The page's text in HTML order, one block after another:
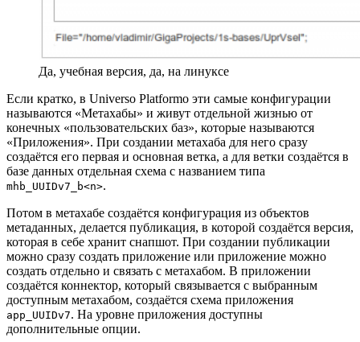
Да, учебная версия, да, на линуксе
Если кратко, в Universo Platformo эти самые конфигурации
называются «Метахабы» и живут отдельной жизнью от
конечных «пользовательских баз», которые называются
«Приложения». При создании метахаба для него сразу
создаётся его первая и основная ветка, а для ветки создаётся в
базе данных отдельная схема с названием типа
mhb_UUIDv7_b<n>.
Потом в метахабе создаётся конфигурация из объектов
метаданных, делается публикация, в которой создаётся версия,
которая в себе хранит снапшот. При создании публикации
можно сразу создать приложение или приложение можно
создать отдельно и связать с метахабом. В приложении
создаётся коннектор, который связывается с выбранным
доступным метахабом, создаётся схема приложения
app_UUIDv7. На уровне приложения доступны
дополнительные опции.